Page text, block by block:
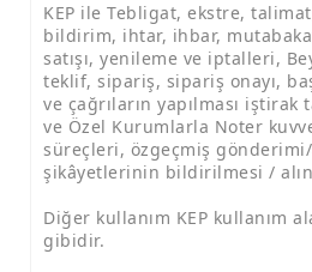
KEP ile Tebligat, ekstre,
bildirim, ihtar, ihbar,
satışı, yenileme ve iptalleri,
teklif, sipariş, sipariş onayı,
ve çağrıların yapılması
ve Özel Kurumlarla Noter
süreçleri, özgeçmiş gönderimi/
şikâyetlerinin bildirilmesi /
Diğer kullanım KEP kullanım
gibidir.